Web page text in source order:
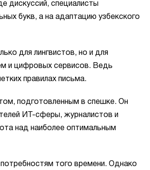
дискуссий, специалисты
букв, а на адаптацию узбекского
для лингвистов, но и для
и цифровых сервисов. Ведь
правилах письма.
подготовленным в спешке. Он
ИТ-сферы, журналистов и
над наиболее оптимальным
того времени. Однако